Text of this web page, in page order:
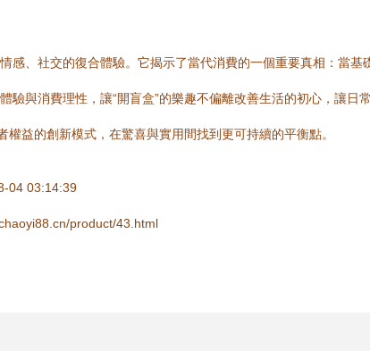
、社交的復合體驗。它揭示了當代消費的一個重要真相：當基
與消費理性，讓“開盲盒”的樂趣不偏離改善生活的初心，讓日
益的創新模式，在驚喜與實用間找到更可持續的平衡點。
04 03:14:39
product/43.html